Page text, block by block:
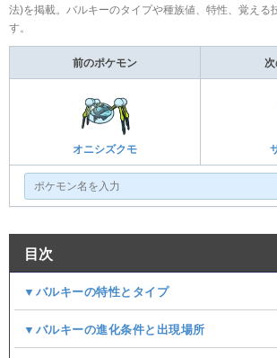
法)を掲載。バルキーのタイプや種族値、特性、覚える
す。
前のポケモン 次
オニシズクモ
目次
▼バルキーの特性とタイプ
▼バルキーの進化条件と出現場所